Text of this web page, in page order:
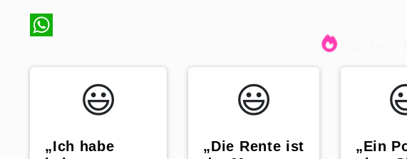
Weitere
😃️
„Ich habe
😃️
„Die Rente ist
„Ein